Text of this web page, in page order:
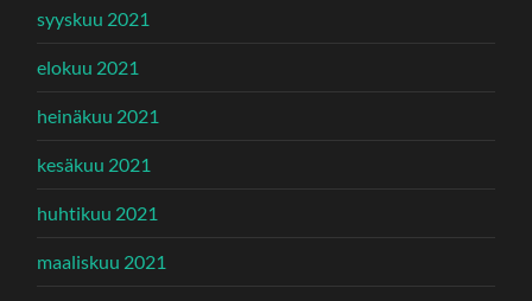
syyskuu 2021
elokuu 2021
heinäkuu 2021
kesäkuu 2021
huhtikuu 2021
maaliskuu 2021